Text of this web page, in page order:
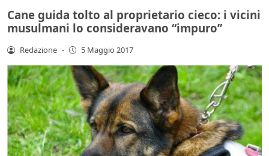
Cane guida tolto al proprietario cieco: i vicini
musulmani lo consideravano “impuro”
Redazione - 5 Maggio 2017